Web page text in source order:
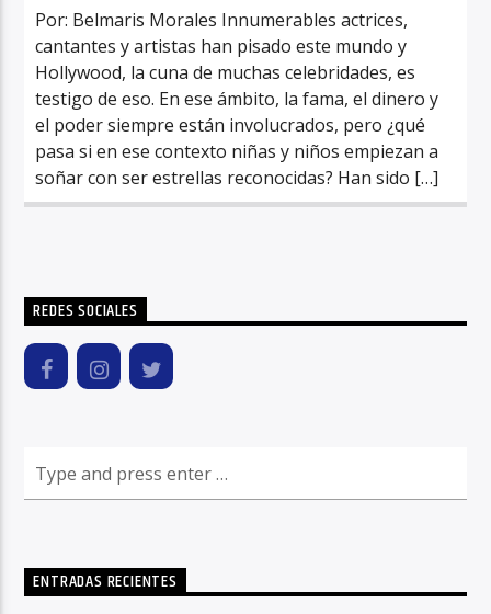
Por: Belmaris Morales Innumerables actrices,
cantantes y artistas han pisado este mundo y
Hollywood, la cuna de muchas celebridades, es
testigo de eso. En ese ámbito, la fama, el dinero y
el poder siempre están involucrados, pero ¿qué
pasa si en ese contexto niñas y niños empiezan a
soñar con ser estrellas reconocidas? Han sido […]
REDES SOCIALES
ENTRADAS RECIENTES